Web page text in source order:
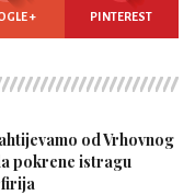
+ PINTEREST
od Vrhovnog
pokrene istragu